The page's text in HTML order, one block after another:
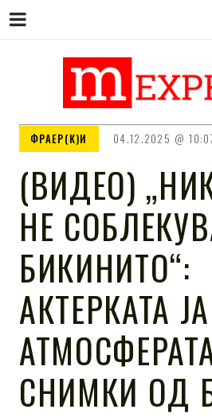
M
ФРАЕР(К)И 04.12.2025
(ВИДЕО)
НЕ
БИКИНИТО“:
АКТЕРКАТА
СНИМКИ ОД